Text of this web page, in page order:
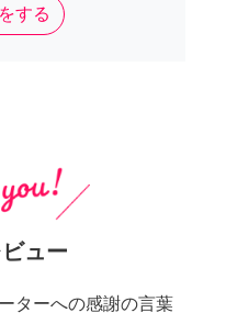
する
ュー
ターへの感謝の言葉